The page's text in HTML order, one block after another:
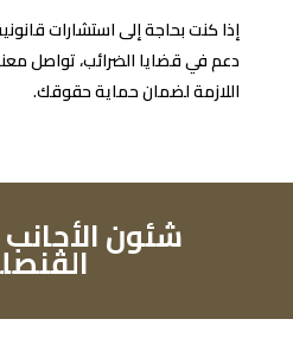
إذا كنت بحاجة إلى استشارات
دعم في قضايا الضرائب، تواصل
اللازمة لضمان حماية حقوقك.
شئون